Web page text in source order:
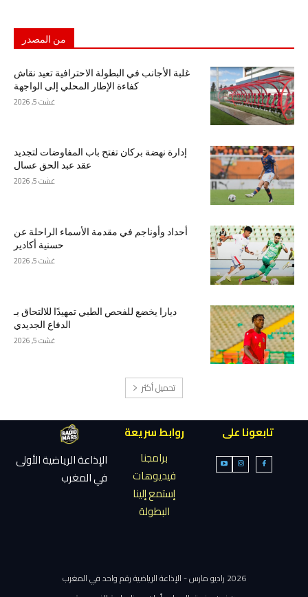
من المصدر
غلبة الأجانب في البطولة الاحترافية تعيد نقاش
كفاءة الإطار المحلي إلى الواجهة
غشت 5, 2026
إدارة نهضة بركان تفتح باب المفاوضات لتجديد
عقد عبد الحق عسال
غشت 5, 2026
أحداد وأوناجم في مقدمة الأسماء الراحلة عن
حسنية أكادير
غشت 5, 2026
ديارا يخضع للفحص الطبي تمهيدًا للالتحاق بـ
الدفاع الجديدي
غشت 5, 2026
تحميل أكثر
تابعونا على
روابط سريعة
برامجنا
فيديوهات
إستمع إلينا
البطولة
الإذاعة الرياضية الأولى
في المغرب
2026 راديو مارس - الإذاعة الرياضية رقم واحد في المغرب